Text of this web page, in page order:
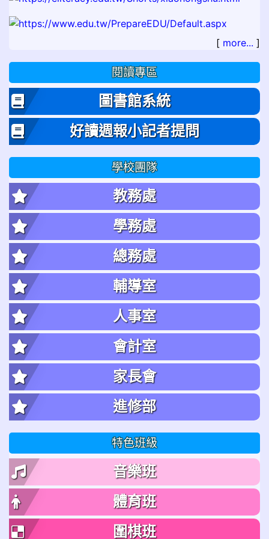
[ more... ]
閱讀專區
圖書館系統
好讀週報小記者提問
學校團隊
教務處
學務處
總務處
輔導室
人事室
會計室
家長會
進修部
特色班級
音樂班
體育班
圍棋班